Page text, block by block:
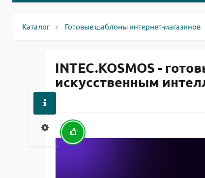
Каталог Готовые шаблоны интернет-магазинов
INTEC.KOSMOS -
искусственным